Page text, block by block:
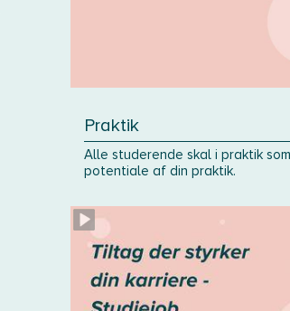
Praktik
Alle studerende skal i praktik
potentiale af din praktik.